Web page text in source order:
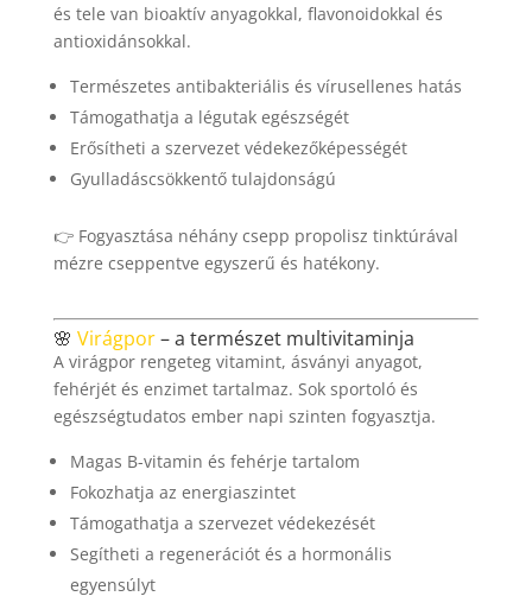
és tele van bioaktív anyagokkal, flavonoidokkal és
antioxidánsokkal.
Természetes antibakteriális és vírusellenes hatás
Támogathatja a légutak egészségét
Erősítheti a szervezet védekezőképességét
Gyulladáscsökkentő tulajdonságú
👉 Fogyasztása néhány csepp propolisz tinktúrával
mézre cseppentve egyszerű és hatékony.
🌸 Virágpor– a természet multivitaminja
A virágpor rengeteg vitamint, ásványi anyagot,
fehérjét és enzimet tartalmaz. Sok sportoló és
egészségtudatos ember napi szinten fogyasztja.
Magas B-vitamin és fehérje tartalom
Fokozhatja az energiaszintet
Támogathatja a szervezet védekezését
Segítheti a regenerációt és a hormonális
egyensúlyt